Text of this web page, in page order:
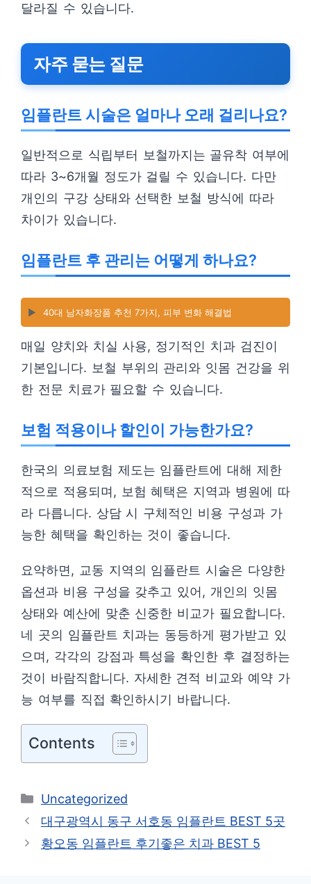
달라질 수 있습니다.
자주 묻는 질문
임플란트 시술은 얼마나 오래 걸리나요?
일반적으로 식립부터 보철까지는 골유착 여부에
따라 3~6개월 정도가 걸릴 수 있습니다. 다만
개인의 구강 상태와 선택한 보철 방식에 따라
차이가 있습니다.
임플란트 후 관리는 어떻게 하나요?
▶️ 40대 남자화장품 추천 7가지, 피부 변화 해결법
매일 양치와 치실 사용, 정기적인 치과 검진이
기본입니다. 보철 부위의 관리와 잇몸 건강을 위
한 전문 치료가 필요할 수 있습니다.
보험 적용이나 할인이 가능한가요?
한국의 의료보험 제도는 임플란트에 대해 제한
적으로 적용되며, 보험 혜택은 지역과 병원에 따
라 다릅니다. 상담 시 구체적인 비용 구성과 가
능한 혜택을 확인하는 것이 좋습니다.
요약하면, 교동 지역의 임플란트 시술은 다양한
옵션과 비용 구성을 갖추고 있어, 개인의 잇몸
상태와 예산에 맞춘 신중한 비교가 필요합니다.
네 곳의 임플란트 치과는 동등하게 평가받고 있
으며, 각각의 강점과 특성을 확인한 후 결정하는
것이 바람직합니다. 자세한 견적 비교와 예약 가
능 여부를 직접 확인하시기 바랍니다.
Contents
카
테
리
Uncategorized
대구광역시 동구 서호동 임플란트 BEST 5곳
황오동 임플란트 후기좋은 치과 BEST 5